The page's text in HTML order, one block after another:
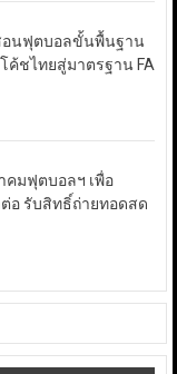
อนฟุตบอลขั้นพื้นฐาน
โค้ชไทยสู่มาตรฐาน FA
มฟุตบอลฯ เพื่อ
อ รับสิทธิ์ถ่ายทอดสด